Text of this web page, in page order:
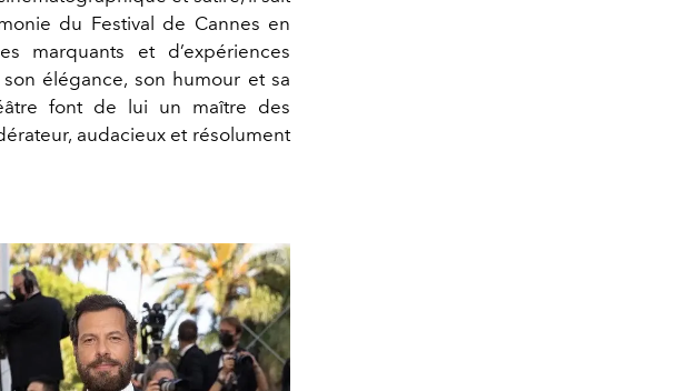
du Festival de Cannes en
marquants et d’expériences
son élégance, son humour et sa
font de lui un maître des
audacieux et résolument